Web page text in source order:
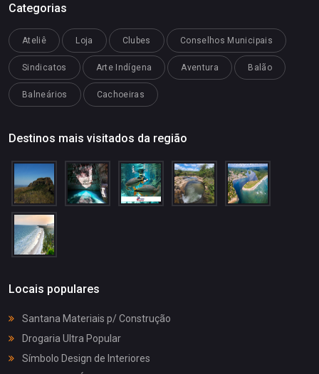
Categorias
Ateliê Loja Clubes Conselhos Municipais
Sindicatos Arte Indígena Aventura Balão
Balneários Cachoeiras
Destinos mais visitados da região
Locais populares
Santana Materiais p/ Construção
Drogaria Ultra Popular
Símbolo Design de Interiores